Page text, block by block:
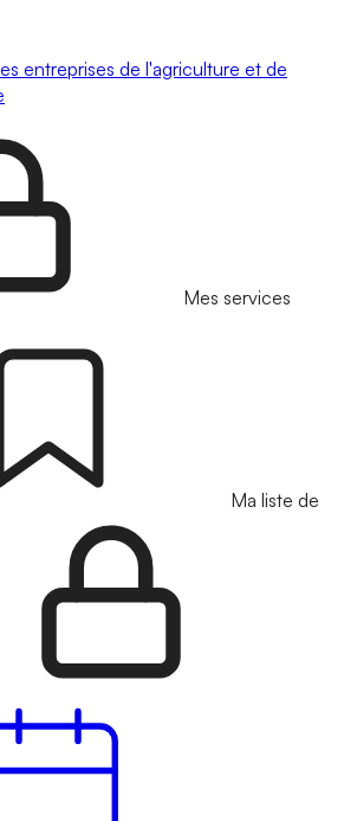
entreprises de l'agriculture et de
Mes services
Ma liste de